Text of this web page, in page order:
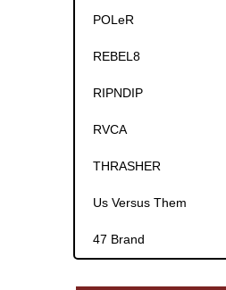
POLeR
REBEL8
RIPNDIP
RVCA
THRASHER
Us Versus Them
47 Brand